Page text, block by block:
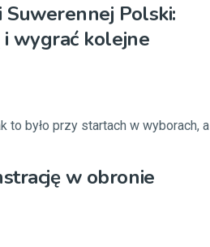
Suwerennej Polski:
i wygrać kolejne
to było przy startach w wyborach, a
w obronie